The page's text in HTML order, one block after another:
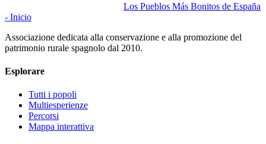
Los Pueblos Más Bonitos de España
- Inicio
Associazione dedicata alla conservazione e alla promozione del
patrimonio rurale spagnolo dal 2010.
Esplorare
Tutti i popoli
Multiesperienze
Percorsi
Mappa interattiva